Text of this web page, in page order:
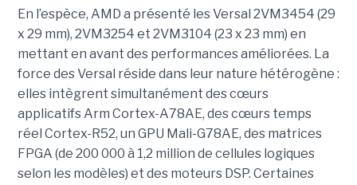
En l’espèce, AMD a présenté les Versal 2VM3454 (29
x 29 mm), 2VM3254 et 2VM3104 (23 x 23 mm) en
mettant en avant des performances améliorées. La
force des Versal réside dans leur nature hétérogène :
elles intègrent simultanément des cœurs
applicatifs Arm Cortex-A78AE, des cœurs temps
réel Cortex-R52, un GPU Mali-G78AE, des matrices
FPGA (de 200 000 à 1,2 million de cellules logiques
selon les modèles) et des moteurs DSP. Certaines